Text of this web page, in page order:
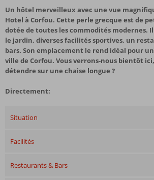
Un hôtel merveilleux avec une vue
Hotel à Corfou. Cette perle grecque est de
dotée de toutes les commodités modernes.
le jardin, diverses facilités sportives, un
bars. Son emplacement le rend idéal pour
ville de Corfou. Vous verrons-nous bientôt
détendre sur une chaise longue ?
Directement:
Situation
Facilités
Restaurants & Bars